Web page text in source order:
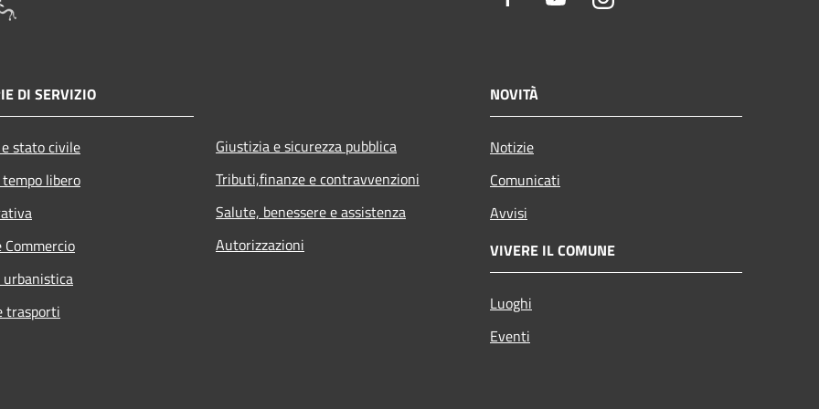
DI SERVIZIO
stato civile
libero
Commercio
urbanistica
trasporti
Giustizia e sicurezza pubblica
Tributi,finanze e contravvenzioni
Salute, benessere e assistenza
Autorizzazioni
NOVITÀ
Notizie
Comunicati
Avvisi
VIVERE IL COMUNE
Luoghi
Eventi